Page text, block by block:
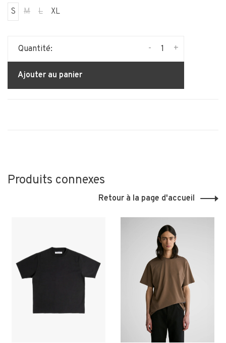
S M L XL
Quantité: +
-
Ajouter au panier
Produits connexes
Retour à la page d'accueil